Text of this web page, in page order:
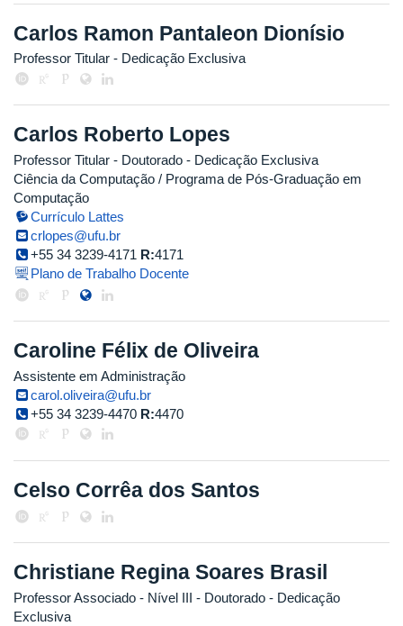
Carlos Ramon Pantaleon Dionísio
Professor Titular - Dedicação Exclusiva
Carlos Roberto Lopes
Professor Titular - Doutorado - Dedicação Exclusiva
Ciência da Computação / Programa de Pós-Graduação em
Computação
Currículo Lattes
crlopes@ufu.br
+55 34 3239-4171 R:4171
Plano de Trabalho Docente
Caroline Félix de Oliveira
Assistente em Administração
carol.oliveira@ufu.br
+55 34 3239-4470 R:4470
Celso Corrêa dos Santos
Christiane Regina Soares Brasil
Professor Associado - Nível III - Doutorado - Dedicação
Exclusiva